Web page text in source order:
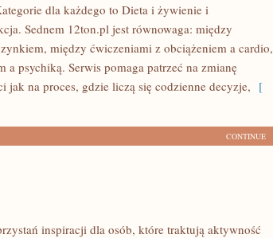
dla każdego to Dieta i żywienie i
Sednem 12ton.pl jest równowaga: między
między ćwiczeniami z obciążeniem a cardio,
a psychiką. Serwis pomaga patrzeć na zmianę
jak na proces, gdzie liczą się codzienne decyzje, [
CONTINUE
inspiracji dla osób, które traktują aktywność